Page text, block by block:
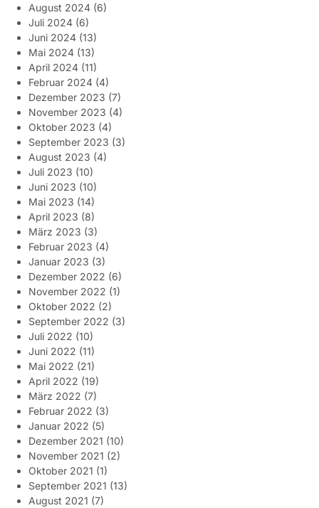
August 2024 (6)
Juli 2024 (6)
Juni 2024 (13)
Mai 2024 (13)
April 2024 (11)
Februar 2024 (4)
Dezember 2023 (7)
November 2023 (4)
Oktober 2023 (4)
September 2023 (3)
August 2023 (4)
Juli 2023 (10)
Juni 2023 (10)
Mai 2023 (14)
April 2023 (8)
März 2023 (3)
Februar 2023 (4)
Januar 2023 (3)
Dezember 2022 (6)
November 2022 (1)
Oktober 2022 (2)
September 2022 (3)
Juli 2022 (10)
Juni 2022 (11)
Mai 2022 (21)
April 2022 (19)
März 2022 (7)
Februar 2022 (3)
Januar 2022 (5)
Dezember 2021 (10)
November 2021 (2)
Oktober 2021 (1)
September 2021 (13)
August 2021 (7)